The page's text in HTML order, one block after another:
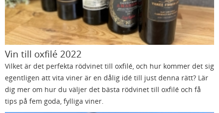
Vin till oxfilé 2022
Vilket är det perfekta rödvinet till oxfilé, och hur kommer det sig
egentligen att vita viner är en dålig idé till just denna rätt? Lär
dig mer om hur du väljer det bästa rödvinet till oxfilé och få
tips på fem goda, fylliga viner.